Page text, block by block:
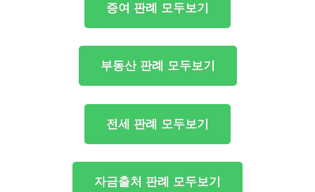
증여 판례 모두보기
부동산 판례 모두보기
전세 판례 모두보기
자금출처 판례 모두보기